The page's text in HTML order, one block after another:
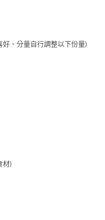
、分量自行調整以下份量)
材)